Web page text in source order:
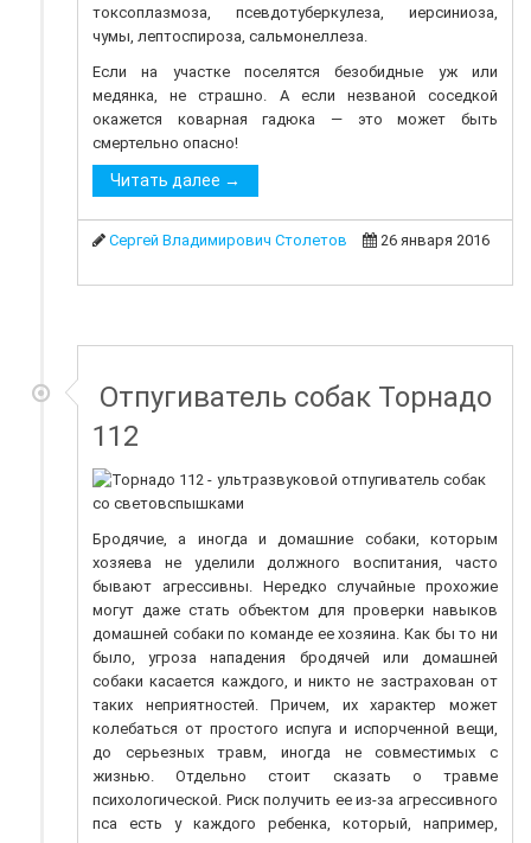
токсоплазмоза, псевдотуберкулеза, иерсиниоза,
чумы, лептоспироза, сальмонеллеза.
Если на участке поселятся безобидные уж или
медянка, не страшно. А если незваной соседкой
окажется коварная гадюка — это может быть
смертельно опасно!
Читать далее →
Сергей Владимирович Столетов 26 января 2016
​​ Отпугиватель собак Торнадо
112
Бродячие, а иногда и домашние собаки, которым
хозяева не уделили должного воспитания, часто
бывают агрессивны. Нередко случайные прохожие
могут даже стать объектом для проверки навыков
домашней собаки по команде ее хозяина. Как бы то ни
было, угроза нападения бродячей или домашней
собаки касается каждого, и никто не застрахован от
таких неприятностей. Причем, их характер может
колебаться от простого испуга и испорченной вещи,
до серьезных травм, иногда не совместимых с
жизнью. Отдельно стоит сказать о травме
психологической. Риск получить ее из-за агрессивного
пса есть у каждого ребенка, который, например,